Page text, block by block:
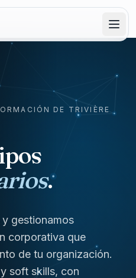
DE TRIVIÈRE
.
gestionamos
corporativa que
de tu organización.
soft skills, con